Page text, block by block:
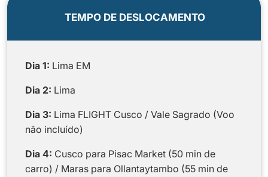
TEMPO DE DESLOCAMENTO
Dia 1: Lima EM
Dia 2: Lima
Dia 3: Lima FLIGHT Cusco / Vale Sagrado (Voo
não incluído)
Dia 4: Cusco para Pisac Market (50 min de
carro) / Maras para Ollantaytambo (55 min de